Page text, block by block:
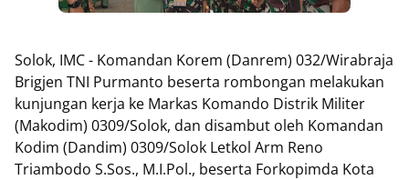
Solok, IMC - Komandan Korem (Danrem) 032/Wirabraja
Brigjen TNI Purmanto beserta rombongan melakukan
kunjungan kerja ke Markas Komando Distrik Militer
(Makodim) 0309/Solok, dan disambut oleh Komandan
Kodim (Dandim) 0309/Solok Letkol Arm Reno
Triambodo S.Sos., M.I.Pol., beserta Forkopimda Kota